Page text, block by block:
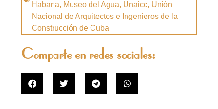
Habana, Museo del Agua, Unaicc, Unión
Nacional de Arquitectos e Ingenieros de la
Construcción de Cuba
Comparte en redes sociales: